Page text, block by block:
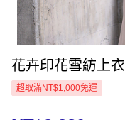
花卉印花雪紡上衣
超取滿NT$1,000免運